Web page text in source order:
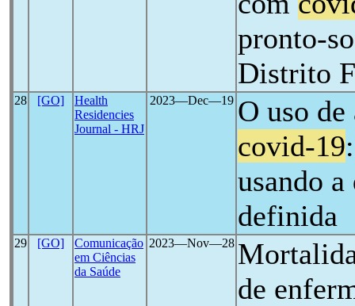
pronto-
Distrito
28 [GO]
Health
Residencies
Journal - HRJ
2023―Dec―19 O uso
covid-19
usando
definida
29 [GO]
Comunicação
em Ciências
da Saúde
2023―Nov―28
de